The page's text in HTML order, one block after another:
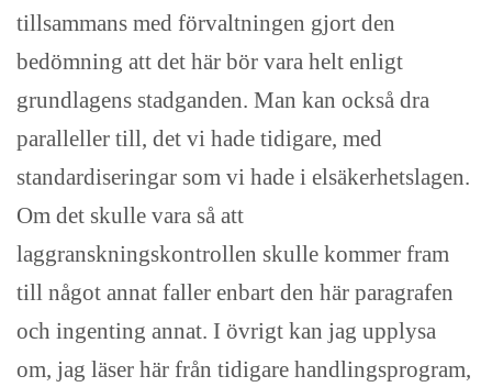
tillsammans med förvaltningen gjort den
bedömning att det här bör vara helt enligt
grundlagens stadganden. Man kan också dra
paralleller till, det vi hade tidigare, med
standardiseringar som vi hade i elsäkerhetslagen.
Om det skulle vara så att
laggranskningskontrollen skulle kommer fram
till något annat faller enbart den här paragrafen
och ingenting annat. I övrigt kan jag upplysa
om, jag läser här från tidigare handlingsprogram,